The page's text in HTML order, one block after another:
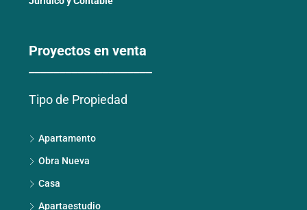
Proyectos en venta
Tipo de Propiedad
Apartamento
Obra Nueva
Casa
Apartaestudio